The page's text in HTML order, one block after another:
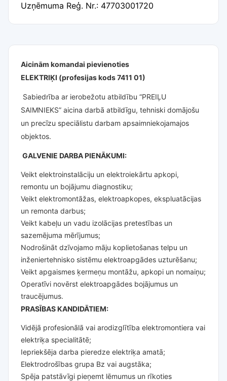
Aicinām komandai pievienoties
ELEKTRIĶI (profesijas kods 7411 01)
Sabiedrība ar ierobežotu atbildību “PREIĻU
SAIMNIEKS” aicina darbā atbildīgu, tehniski domājošu
un precīzu speciālistu darbam apsaimniekojamajos
objektos.
GALVENIE DARBA PIENĀKUMI:
Veikt elektroinstalāciju un elektroiekārtu apkopi,
remontu un bojājumu diagnostiku;
Veikt elektromontāžas, elektroapkopes, ekspluatācijas
un remonta darbus;
Veikt kabeļu un vadu izolācijas pretestības un
sazemējuma mērījumus;
Nodrošināt dzīvojamo māju koplietošanas telpu un
inženiertehnisko sistēmu elektroapgādes uzturēšanu;
Veikt apgaismes ķermeņu montāžu, apkopi un nomaiņu;
Operatīvi novērst elektroapgādes bojājumus un
traucējumus.
PRASĪBAS KANDIDĀTIEM:
Vidējā profesionālā vai arodizglītība elektromontiera vai
elektriķa specialitātē;
Iepriekšēja darba pieredze elektriķa amatā;
Elektrodrošības grupa Bz vai augstāka;
Spēja patstāvīgi pieņemt lēmumus un rīkoties
Uzņēmuma Reģ. Nr.: 47703001720